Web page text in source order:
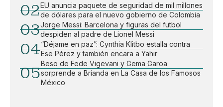
02EU anuncia paquete de seguridad de mil millones
de dólares para el nuevo gobierno de Colombia
03Jorge Messi: Barcelona y figuras del futbol
despiden al padre de Lionel Messi
04“Déjame en paz”: Cynthia Klitbo estalla contra
Ese Pérez y también encara a Yahir
05
Beso de Fede Vigevani y Gema Garoa
sorprende a Brianda en La Casa de los Famosos
México